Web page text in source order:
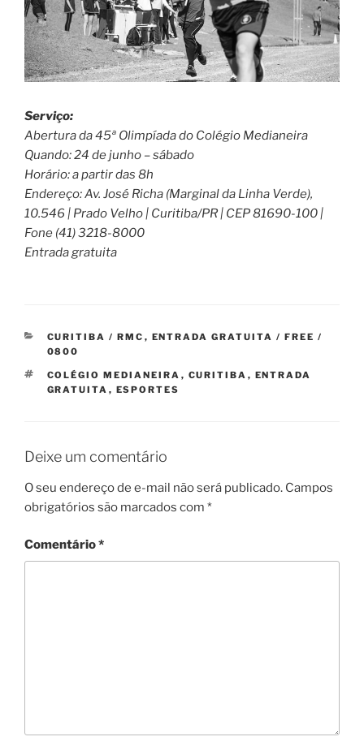
Serviço:
Abertura da 45ª Olimpíada do Colégio Medianeira
Quando: 24 de junho – sábado
Horário: a partir das 8h
Endereço: Av. José Richa (Marginal da Linha Verde),
10.546 | Prado Velho | Curitiba/PR | CEP 81690-100 |
Fone (41) 3218-8000
Entrada gratuita
CATEGORIAS
CURITIBA / RMC , ENTRADA GRATUITA / FREE /
0800
TAGS
COLÉGIO MEDIANEIRA , CURITIBA , ENTRADA
GRATUITA , ESPORTES
Deixe um comentário
O seu endereço de e-mail não será publicado. Campos
obrigatórios são marcados com *
Comentário*